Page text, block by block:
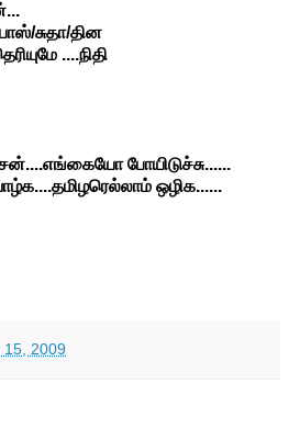
சுதா/தின
....நிதி
போயிடுச்சு......
ஒழிக......
15, 2009